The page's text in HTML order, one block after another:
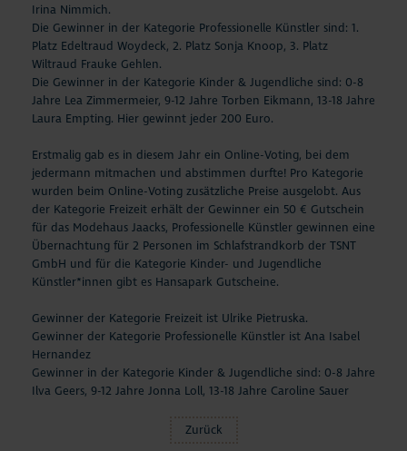
Irina Nimmich.
Die Gewinner in der Kategorie Professionelle Künstler sind: 1.
Platz Edeltraud Woydeck, 2. Platz Sonja Knoop, 3. Platz
Wiltraud Frauke Gehlen.
Die Gewinner in der Kategorie Kinder & Jugendliche sind: 0-8
Jahre Lea Zimmermeier, 9-12 Jahre Torben Eikmann, 13-18 Jahre
Laura Empting. Hier gewinnt jeder 200 Euro.
Erstmalig gab es in diesem Jahr ein Online-Voting, bei dem
jedermann mitmachen und abstimmen durfte! Pro Kategorie
wurden beim Online-Voting zusätzliche Preise ausgelobt. Aus
der Kategorie Freizeit erhält der Gewinner ein 50 € Gutschein
für das Modehaus Jaacks, Professionelle Künstler gewinnen eine
Übernachtung für 2 Personen im Schlafstrandkorb der TSNT
GmbH und für die Kategorie Kinder- und Jugendliche
Künstler*innen gibt es Hansapark Gutscheine.
Gewinner der Kategorie Freizeit ist Ulrike Pietruska.
Gewinner der Kategorie Professionelle Künstler ist Ana Isabel
Hernandez
Gewinner in der Kategorie Kinder & Jugendliche sind: 0-8 Jahre
Ilva Geers, 9-12 Jahre Jonna Loll, 13-18 Jahre Caroline Sauer
Zurück